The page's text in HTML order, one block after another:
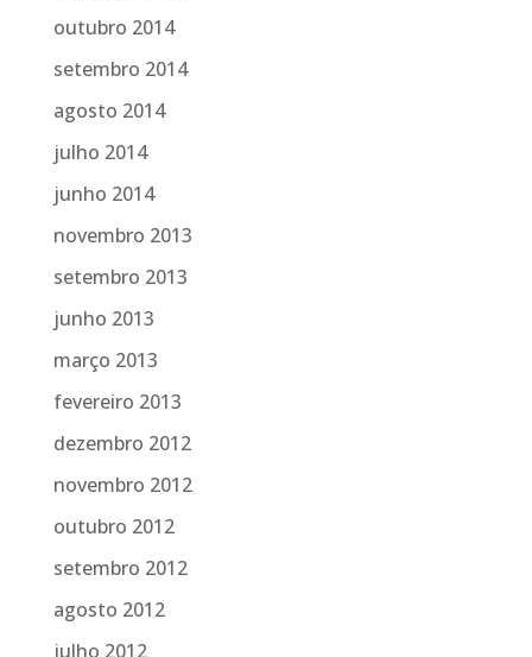
outubro 2014
setembro 2014
agosto 2014
julho 2014
junho 2014
novembro 2013
setembro 2013
junho 2013
março 2013
fevereiro 2013
dezembro 2012
novembro 2012
outubro 2012
setembro 2012
agosto 2012
julho 2012